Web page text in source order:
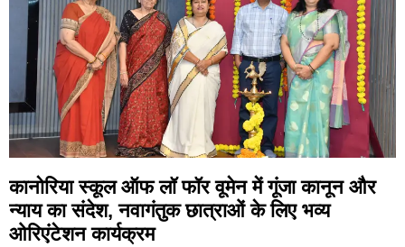
कानोरिया स्कूल ऑफ लॉ फॉर वूमेन में गूंजा कानून और
न्याय का संदेश, नवागंतुक छात्राओं के लिए भव्य
ओरिएंटेशन कार्यक्रम